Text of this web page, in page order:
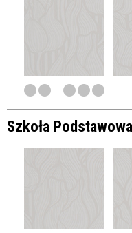
Szkoła